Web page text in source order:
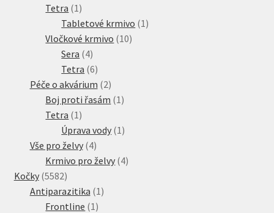
Tetra 1 1
produkt
Tabletové krmivo 1 1
Vločkové krmivo 1010
Sera 44
produkty
Tetra 66
produktů
Péče o akvárium 22
produkty
Boj proti řasám 1 1
Tetra 1 1
produkt
Úprava vody 1 1
Vše pro želvy 44
produkty
Krmivo pro želvy 44
Kočky 55825582
produktů
Antiparazitika 1 1
Frontline 1 1